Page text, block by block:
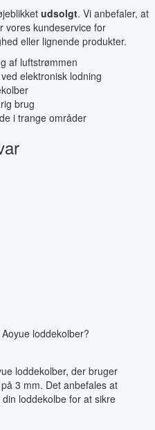
udsolgt. Vi anbefaler, at
vores kundeservice for
eller lignende produkter.
af luftstrømmen
elektronisk lodning
brug
i trange områder
loddekolber?
loddekolber, der bruger
3 mm. Det anbefales at
loddekolbe for at sikre